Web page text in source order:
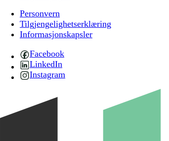
Personvern
Tilgjengelighetserklæring
Informasjonskapsler
Facebook
LinkedIn
Instagram